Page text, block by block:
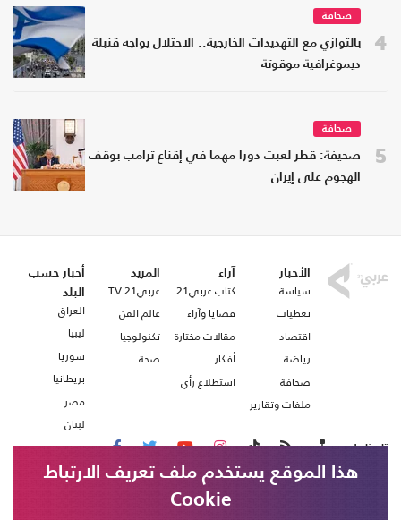
4
صحافة
بالتوازي مع التهديدات الخارجية.. الاحتلال يواجه قنبلة
ديموغرافية موقوتة
5
صحافة
صحيفة: قطر لعبت دورا مهما في إقناع ترامب بوقف
الهجوم على إيران
الأخبار
سياسة
تغطيات
اقتصاد
رياضة
صحافة
ملفات وتقارير
آراء
كتاب عربي21
قضايا وآراء
مقالات مختارة
أفكار
استطلاع رأي
المزيد
عربي21 TV
عالم الفن
تكنولوجيا
صحة
أخبار حسب
البلد
العراق
ليبيا
سوريا
بريطانيا
مصر
لبنان
تابعنا على
هذا الموقع يستخدم ملف تعريف الارتباط
Cookie